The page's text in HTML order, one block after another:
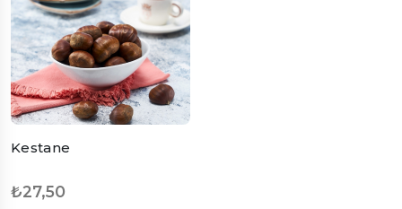
Kestane
₺27,50